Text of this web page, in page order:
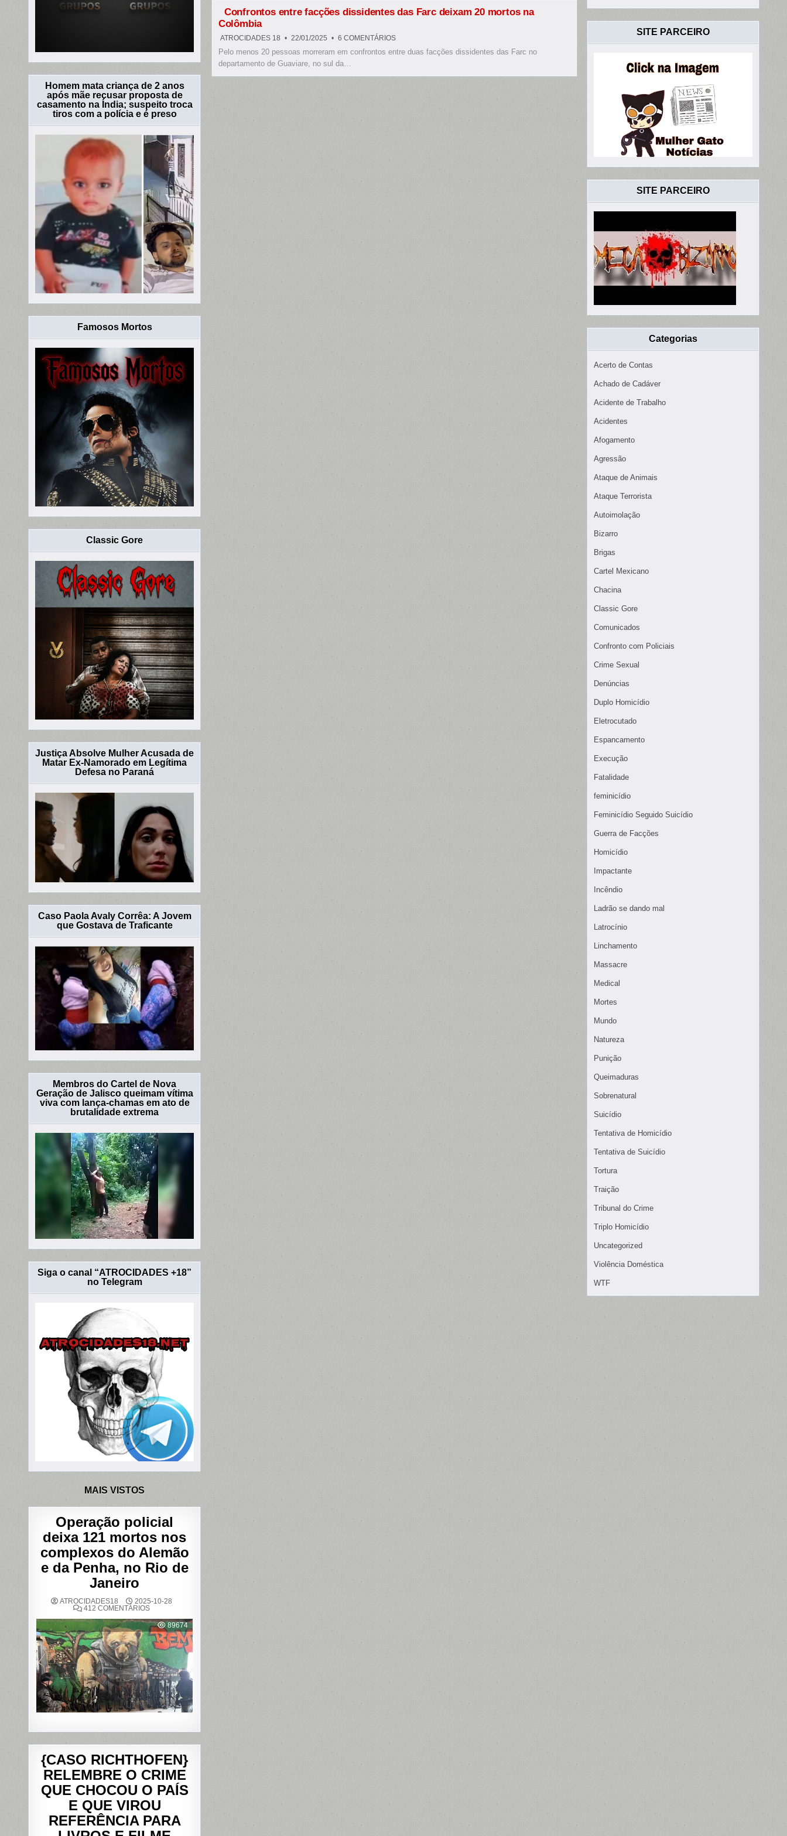
HANUKKAH
Confrontos entre facções dissidentes das Farc deixam 20 mortos na
Colômbia
ATROCIDADES 18 22/01/2025 6 COMENTÁRIOSEM
ENTRE
Pelo menos 20 pessoas morreram em confrontos entre duas facções dissidentes das Farc no
departamento de Guaviare, no sul da…
Homem mata criança de 2 anos
após mãe recusar proposta de
casamento na Índia; suspeito troca
tiros com a polícia e é preso
Famosos Mortos
Classic Gore
Justiça Absolve Mulher Acusada de
Matar Ex-Namorado em Legítima
Defesa no Paraná
Caso Paola Avaly Corrêa: A Jovem
que Gostava de Traficante
Membros do Cartel de Nova
Geração de Jalisco queimam vítima
viva com lança-chamas em ato de
brutalidade extrema
Siga o canal “ATROCIDADES +18”
no Telegram
MAIS VISTOS
Operação policial
deixa 121 mortos nos
complexos do Alemão
e da Penha, no Rio de
Janeiro
ATROCIDADES18
2025-10-28
412 COMENTÁRIOSEM
POLICIAL
DEIXA
121
MORTOS
NOS
COMPLEXOS
DO
ALEMÃO
E
DA
PENHA,
NO
RIO
DE
89674
{CASO RICHTHOFEN}
RELEMBRE O CRIME
QUE CHOCOU O PAÍS
E QUE VIROU
REFERÊNCIA PARA
SITE PARCEIRO
SITE PARCEIRO
Categorias
Acerto de Contas
Achado de Cadáver
Acidente de Trabalho
Acidentes
Afogamento
Agressão
Ataque de Animais
Ataque Terrorista
Autoimolação
Bizarro
Brigas
Cartel Mexicano
Chacina
Classic Gore
Comunicados
Confronto com Policiais
Crime Sexual
Denúncias
Duplo Homicídio
Eletrocutado
Espancamento
Execução
Fatalidade
feminicídio
Feminicídio Seguido Suicídio
Guerra de Facções
Homicídio
Impactante
Incêndio
Ladrão se dando mal
Latrocínio
Linchamento
Massacre
Medical
Mortes
Mundo
Natureza
Punição
Queimaduras
Sobrenatural
Suicídio
Tentativa de Homicídio
Tentativa de Suicídio
Tortura
Traição
Tribunal do Crime
Triplo Homicídio
Uncategorized
Violência Doméstica
WTF